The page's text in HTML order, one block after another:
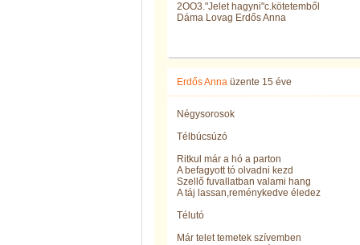
2OO3."Jelet hagyni"c.kötetemből
Dáma Lovag Erdős Anna
Erdős Anna üzente 15 éve
Négysorosok
Télbúcsúzó
Ritkul már a hó a parton
A befagyott tó olvadni kezd
Szellő fuvallatban valami hang
A táj lassan,reménykedve éledez
Télutó
Már telet temetek szívemben